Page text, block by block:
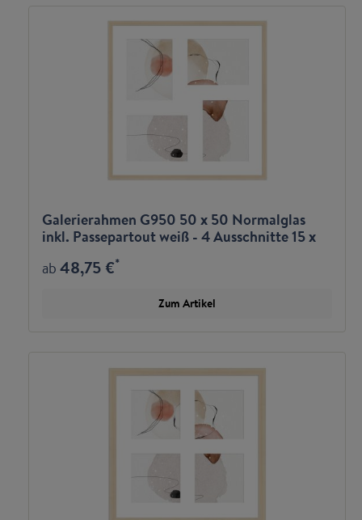
Galerierahmen G950 50 x 50 Normalglas
inkl. Passepartout weiß - 4 Ausschnitte 15 x
ab48,75 €*
Zum Artikel